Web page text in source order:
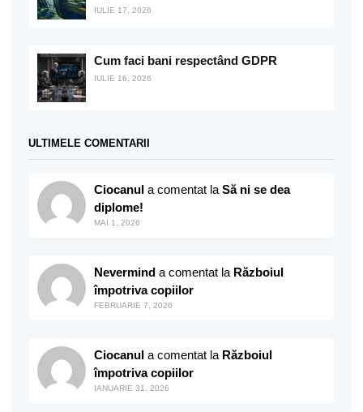
IULIE 17, 2026
Cum faci bani respectând GDPR
IULIE 16, 2026
ULTIMELE COMENTARII
Ciocanul a comentat la Să ni se dea
diplome!
MAI 1, 2026
Nevermind a comentat la Războiul
împotriva copiilor
FEBRUARIE 7, 2026
Ciocanul a comentat la Războiul
împotriva copiilor
IANUARIE 31, 2026